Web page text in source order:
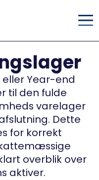
Year-end
til den fulde
varelager
Dette
for korrekt
overblik over
aktiver.